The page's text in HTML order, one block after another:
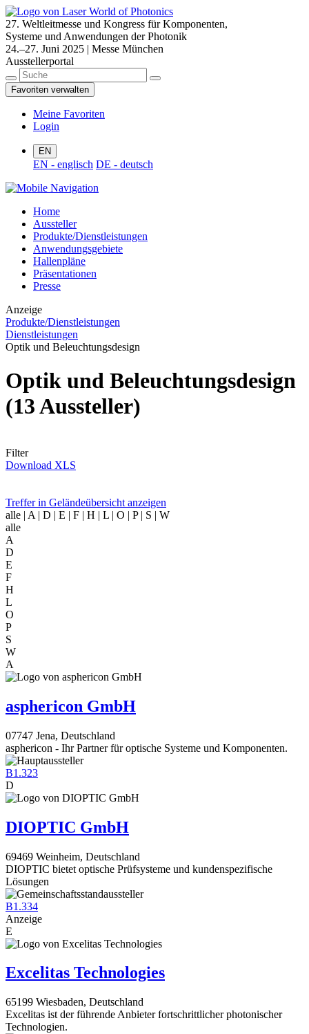
27. Weltleitmesse und Kongress für Komponenten,
Systeme und Anwendungen der Photonik
24.–27. Juni 2025 | Messe München
Ausstellerportal
Favoriten verwalten
Meine Favoriten
Login
EN
EN - englisch DE - deutsch
Home
Aussteller
Produkte/Dienstleistungen
Anwendungsgebiete
Hallenpläne
Präsentationen
Presse
Anzeige
Produkte/Dienstleistungen
Dienstleistungen
Optik und Beleuchtungsdesign
Optik und Beleuchtungsdesign
(13 Aussteller)
Filter
Download XLS
Treffer in Geländeübersicht anzeigen
alle | A | D | E | F | H | L | O | P | S | W
alle
A
D
E
F
H
L
O
P
S
W
A
asphericon GmbH
07747 Jena, Deutschland
asphericon - Ihr Partner für optische Systeme und Komponenten.
B1.323
D
DIOPTIC GmbH
69469 Weinheim, Deutschland
DIOPTIC bietet optische Prüfsysteme und kundenspezifische
Lösungen
B1.334
Anzeige
E
Excelitas Technologies
65199 Wiesbaden, Deutschland
Excelitas ist der führende Anbieter fortschrittlicher photonischer
Technologien.